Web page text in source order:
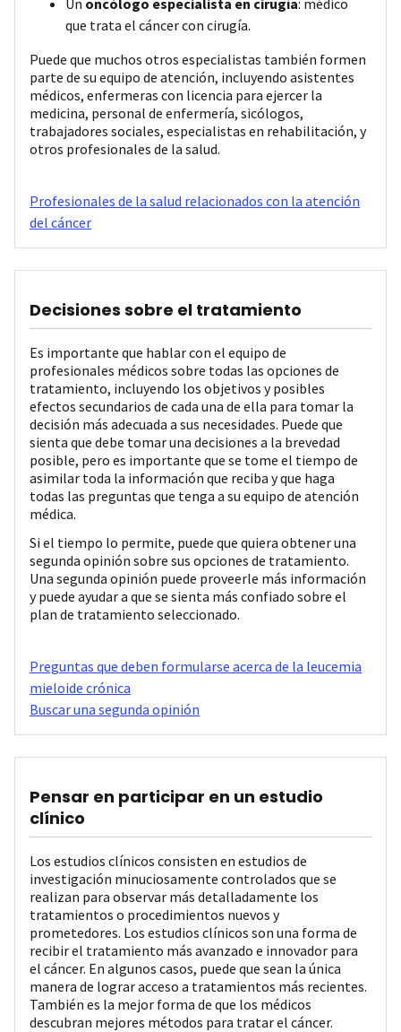
que trata el cáncer con cirugía.
Puede que muchos otros especialistas también formen
parte de su equipo de atención, incluyendo asistentes
médicos, enfermeras con licencia para ejercer la
medicina, personal de enfermería, sicólogos,
trabajadores sociales, especialistas en rehabilitación, y
otros profesionales de la salud.
Profesionales de la salud relacionados con la atención
del cáncer
Decisiones sobre el tratamiento
Es importante que hablar con el equipo de
profesionales médicos sobre todas las opciones de
tratamiento, incluyendo los objetivos y posibles
efectos secundarios de cada una de ella para tomar la
decisión más adecuada a sus necesidades. Puede que
sienta que debe tomar una decisiones a la brevedad
posible, pero es importante que se tome el tiempo de
asimilar toda la información que reciba y que haga
todas las preguntas que tenga a su equipo de atención
médica.
Si el tiempo lo permite, puede que quiera obtener una
segunda opinión sobre sus opciones de tratamiento.
Una segunda opinión puede proveerle más información
y puede ayudar a que se sienta más confiado sobre el
plan de tratamiento seleccionado.
Preguntas que deben formularse acerca de la leucemia
mieloide crónica
Buscar una segunda opinión
Pensar en participar en un estudio
clínico
Los estudios clínicos consisten en estudios de
investigación minuciosamente controlados que se
realizan para observar más detalladamente los
tratamientos o procedimientos nuevos y
prometedores. Los estudios clínicos son una forma de
recibir el tratamiento más avanzado e innovador para
el cáncer. En algunos casos, puede que sean la única
manera de lograr acceso a tratamientos más recientes.
También es la mejor forma de que los médicos
descubran mejores métodos para tratar el cáncer.